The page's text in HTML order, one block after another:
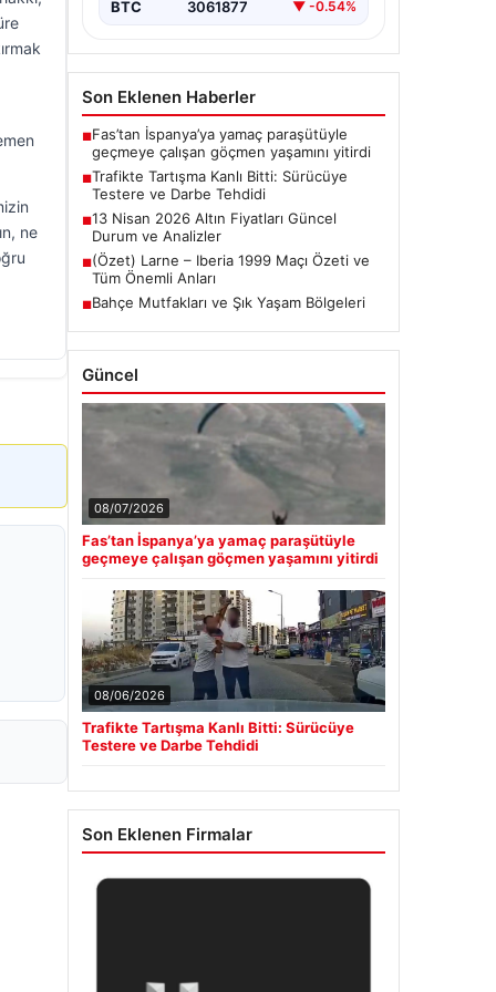
ne
BTC 3061877 ▼ -0.54%
Son Eklenen Haberler
■Fas’tan İspanya’ya yamaç paraşütüyle
geçmeye çalışan göçmen yaşamını yitirdi
■Trafikte Tartışma Kanlı Bitti: Sürücüye
Testere ve Darbe Tehdidi
■13 Nisan 2026 Altın Fiyatları Güncel
Durum ve Analizler
■(Özet) Larne – Iberia 1999 Maçı Özeti ve
Tüm Önemli Anları
■Bahçe Mutfakları ve Şık Yaşam Bölgeleri
Güncel
08/07/2026
Fas’tan İspanya’ya yamaç paraşütüyle
geçmeye çalışan göçmen yaşamını yitirdi
08/06/2026
Trafikte Tartışma Kanlı Bitti: Sürücüye
Testere ve Darbe Tehdidi
Son Eklenen Firmalar